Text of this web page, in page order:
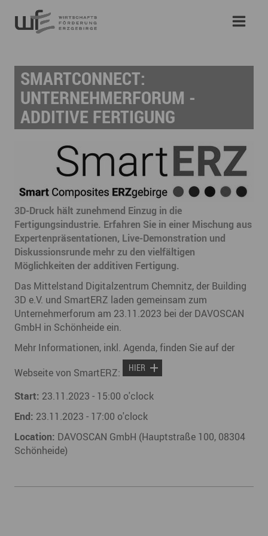
SMARTCONNECT:
UNTERNEHMERFORUM -
ADDITIVE FERTIGUNG
3D-Druck hält zunehmend Einzug in die
Fertigungsindustrie. Erfahren Sie in einer Mischung aus
Expertenpräsentationen, Live-Demonstration und
Diskussionsrunde mehr zu den vielfältigen
Möglichkeiten der additiven Fertigung.
Das Mittelstand Digitalzentrum Chemnitz, der Building
3D e.V. und SmartERZ laden gemeinsam zum
Unternehmerforum am 23.11.2023 bei der DAVOSCAN
GmbH in Schönheide ein.
Mehr Informationen, inkl. Agenda, finden Sie auf der
Webseite von SmartERZ:
HIER
Start: 23.11.2023 - 15:00 o'clock
End: 23.11.2023 - 17:00 o'clock
Location: DAVOSCAN GmbH (Hauptstraße 100, 08304
Schönheide)